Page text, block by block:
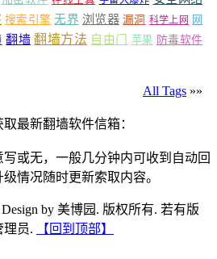
搜索引擎 无界 浏览器 漏洞 科学上网 网
翻墙 翻墙方法 自由门 苹果 防毒软件
All Tags »»
最新翻墙软件信箱：
或无，一般几分钟内可收到自动回
情况随时更新索取内容。
by 美博园. 版权所有. 若有版
理员.
【回到顶部】